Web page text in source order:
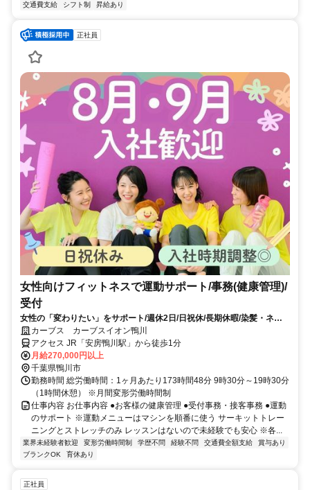
交通費支給 シフト制 昇給あり
正社員
女性向けフィットネスで運動サポート/事務(健康管理)/
受付
女性の「変わりたい」をサポート/週休2日/日祝休/長期休暇/染髪・ネイ
ルOK※規定内
カーブス カーブスイオン鴨川
アクセス JR「安房鴨川駅」から徒歩1分
月給270,000円以上
千葉県鴨川市
勤務時間 総労働時間：1ヶ月あたり173時間48分 9時30分～19時30分
（1時間休憩） ※月間変形労働時間制
仕事内容 お仕事内容 ●お客様の健康管理 ●受付事務・接客事務 ●運動
のサポート ※運動メニューはマシンを順番に使う サーキットトレー
ニングとストレッチのみ レッスンはないので未経験でも安心 ※各...
業界未経験者歓迎 変形労働時間制 学歴不問 経験不問 交通費全額支給
賞与あり
ブランクOK
育休あり
正社員